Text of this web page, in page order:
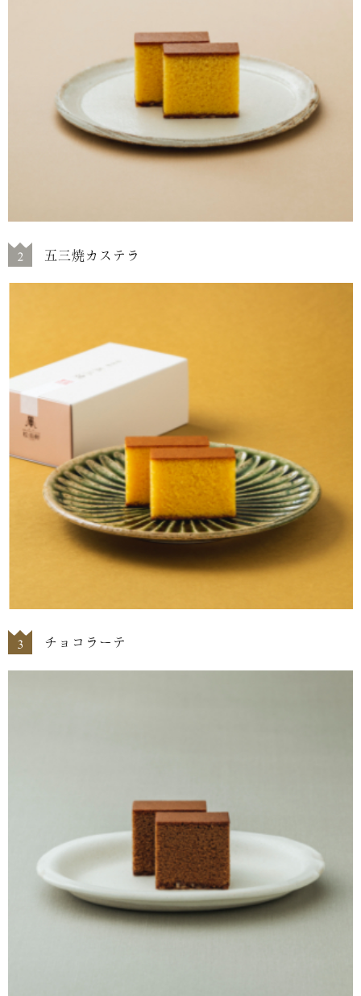
五三焼カステラ
チョコラーテ